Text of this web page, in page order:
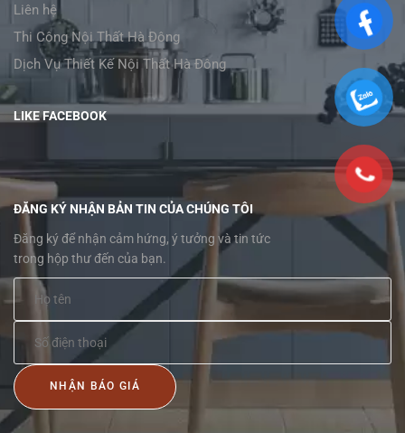
Liên hệ
Thi Công Nội Thất Hà Đông
Dịch Vụ Thiết Kế Nội Thất Hà Đông
LIKE FACEBOOK
ĐĂNG KÝ NHẬN BẢN TIN CỦA CHÚNG TÔI
Đăng ký để nhận cảm hứng, ý tưởng và tin tức
trong hộp thư đến của bạn.
NHẬN BÁO GIÁ